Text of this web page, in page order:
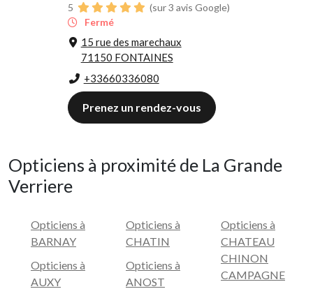
5
(sur 3 avis Google)
Fermé
15 rue des marechaux
71150 FONTAINES
+33660336080
Prenez un rendez-vous
Opticiens à proximité de La Grande
Verriere
Opticiens à
BARNAY
Opticiens à
AUXY
Opticiens à
CHATIN
Opticiens à
ANOST
Opticiens à
CHATEAU
CHINON
CAMPAGNE